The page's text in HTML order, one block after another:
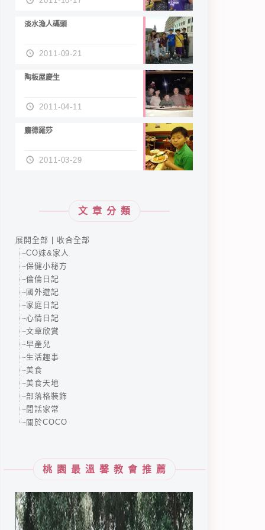
淡水漁人碼頭
2011-09-21
陶板屋慶生
2011-04-11
龐德羅莎
2011-03-29
文章分類
展開全部
收合全部
CO妹&家人
保健小秘方
倫倫日記
國外遊記
家庭日記
心情日記
文章欣賞
早產兒
生活趣事
美食
美食天地
部落格裝飾
閒話家常
關於COCO
桃園最溫馨教會推薦